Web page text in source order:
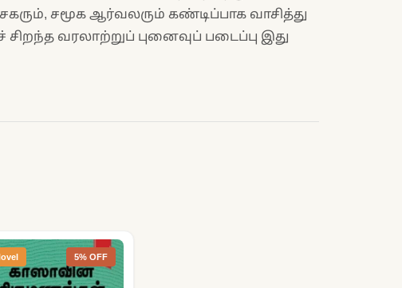
சமூக ஆர்வலரும் கண்டிப்பாக வாசித்து
சிறந்த வரலாற்றுப் புனைவுப் படைப்பு இது
5% OFF